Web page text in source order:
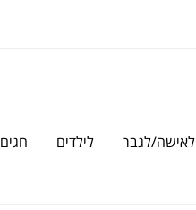
לאישה/לגבר לילדים חגים